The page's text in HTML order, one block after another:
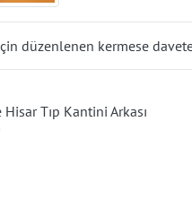
düzenlenen kermese
Tıp Kantini Arkası